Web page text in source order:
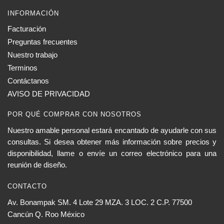
página
producto
INFORMACIÓN
Facturación
Preguntas frecuentes
Nuestro trabajo
Terminos
Contáctanos
AVISO DE PRIVACIDAD
POR QUÉ COMPRAR CON NOSOTROS
Nuestro amable personal estará encantado de ayudarle con sus
consultas. Si desea obtener más información sobre precios y
disponibilidad, llame o envíe un correo electrónico para una
reunión de diseño.
CONTACTO
Av. Bonampak SM. 4 Lote 29 MZA. 3 LOC. 2 C.P. 77500
Cancún Q. Roo México